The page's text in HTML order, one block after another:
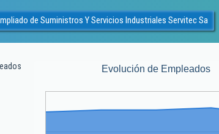
de Suministros Y Servicios Industriales Servitec Sa
Evolución de Empleados